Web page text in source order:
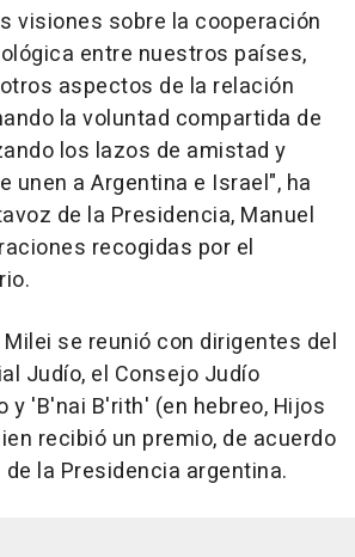
visiones sobre la cooperación
entre nuestros países,
aspectos de la relación
la voluntad compartida de
los lazos de amistad y
unen a Argentina e Israel", ha
de la Presidencia, Manuel
recogidas por el
se reunió con dirigentes del
Judío, el Consejo Judío
y 'B'nai B'rith' (en hebreo, Hijos
recibió un premio, de acuerdo
la Presidencia argentina.